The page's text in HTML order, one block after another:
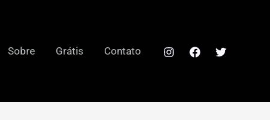
Sobre Grátis Contato